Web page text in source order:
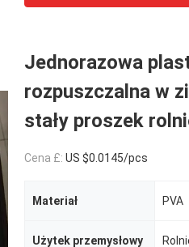
Jednorazowa
rozpuszczalna w
stały proszek
Cena £: US $0.0145/pcs
Materiał PVA
Użytek przemysłowy